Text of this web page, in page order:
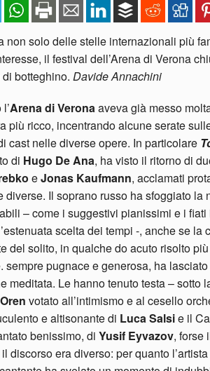
non solo delle stelle internazionali più
il festival dell’Arena di Verona
botteghino. Davide Annachini
Arena di Veronaaveva già messo
più ricco, incentrando alcune serate
cast nelle diverse opere. In particolare
di Hugo De Ana, ha visto il ritorno di
eJonas Kaufmann, acclamati
diverse. Il soprano russo ha sfoggiato
– come i suggestivi pianissimi e i fiati
scelta dei tempi -, anche se la
del solito, in qualche do acuto risolto
sempre pugnace e generosa, ha
meditata. Le hanno tenuto testa –
votato all’intimismo e al cesello
e altisonante di Luca Salsie il
benissimo, di Yusif Eyvazov, forse
discorso era diverso: per quanto